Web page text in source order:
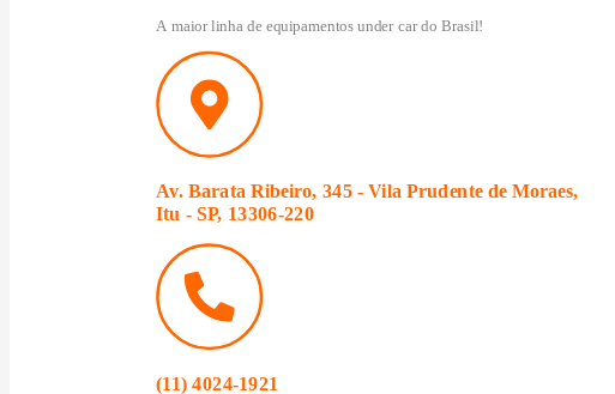
A maior linha de equipamentos under car do Brasil!
Av. Barata Ribeiro, 345 - Vila Prudente de Moraes,
Itu - SP, 13306-220
(11) 4024-1921